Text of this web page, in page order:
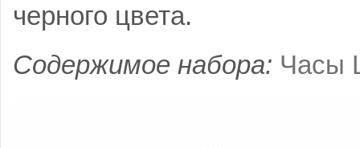
черного цвета.
Содержимое набора: Часы